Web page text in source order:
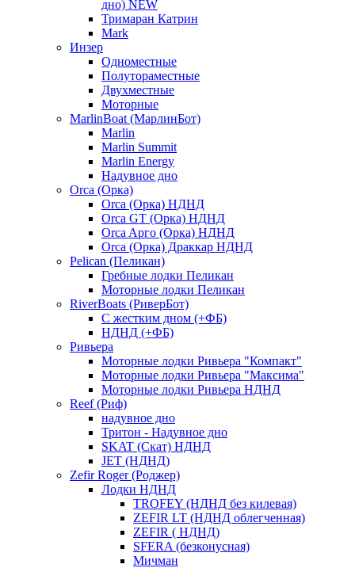
дно) NEW
Тримаран Катрин
Mark
Инзер
Одноместные
Полутораместные
Двухместные
Моторные
MarlinBoat (МарлинБот)
Marlin
Marlin Summit
Marlin Energy
Надувное дно
Orca (Орка)
Orca (Орка) НДНД
Orca GT (Орка) НДНД
Orca Aрго (Орка) НДНД
Orca (Орка) Драккар НДНД
Pelican (Пеликан)
Гребные лодки Пеликан
Моторные лодки Пеликан
RiverBoats (РиверБот)
С жестким дном (+ФБ)
НДНД (+ФБ)
Ривьера
Моторные лодки Ривьера "Компакт"
Моторные лодки Ривьера "Максима"
Моторные лодки Ривьера НДНД
Reef (Риф)
надувное дно
Тритон - Надувное дно
SKAT (Скат) НДНД
JET (НДНД)
Zefir Roger (Роджер)
Лодки НДНД
TROFEY (НДНД без килевая)
ZEFIR LT (НДНД облегченная)
ZEFIR ( НДНД)
SFERA (безконусная)
Мичман